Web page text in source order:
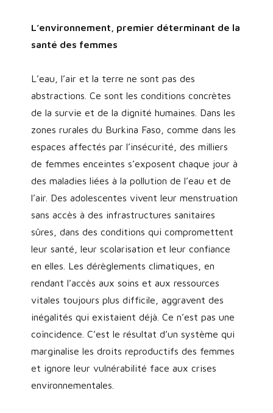
L’environnement, premier déterminant de la
santé des femmes
L’eau, l’air et la terre ne sont pas des
abstractions. Ce sont les conditions concrètes
de la survie et de la dignité humaines. Dans les
zones rurales du Burkina Faso, comme dans les
espaces affectés par l’insécurité, des milliers
de femmes enceintes s’exposent chaque jour à
des maladies liées à la pollution de l’eau et de
l’air. Des adolescentes vivent leur menstruation
sans accès à des infrastructures sanitaires
sûres, dans des conditions qui compromettent
leur santé, leur scolarisation et leur confiance
en elles. Les dérèglements climatiques, en
rendant l’accès aux soins et aux ressources
vitales toujours plus difficile, aggravent des
inégalités qui existaient déjà. Ce n’est pas une
coïncidence. C’est le résultat d’un système qui
marginalise les droits reproductifs des femmes
et ignore leur vulnérabilité face aux crises
environnementales.